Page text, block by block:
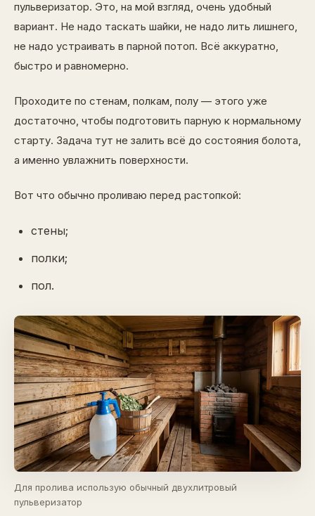
пульверизатор. Это, на мой взгляд, очень удобный
вариант. Не надо таскать шайки, не надо лить лишнего,
не надо устраивать в парной потоп. Всё аккуратно,
быстро и равномерно.
Проходите по стенам, полкам, полу — этого уже
достаточно, чтобы подготовить парную к нормальному
старту. Задача тут не залить всё до состояния болота,
а именно увлажнить поверхности.
Вот что обычно проливаю перед растопкой:
стены;
полки;
пол.
Для пролива использую обычный двухлитровый
пульверизатор